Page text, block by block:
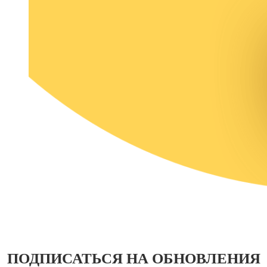
ПОДПИСАТЬСЯ НА ОБНОВЛЕНИЯ